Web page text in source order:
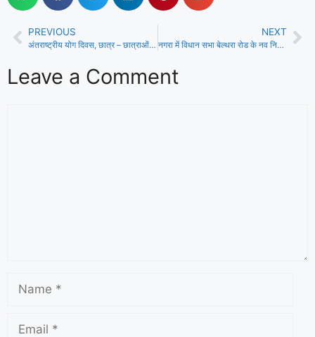
PREVIOUS
अंतराष्ट्रीय योग दिवस, छात्र – छात्राओं ने किया सामूहिक योगाभ्यास
NEXT
नगरा में विधान सभा बेल्थरा रोड के नव नियुक्त विधान सभा प्रभारी का कार्यकर्ता ने जोरदार स्वागत किया
Leave a Comment